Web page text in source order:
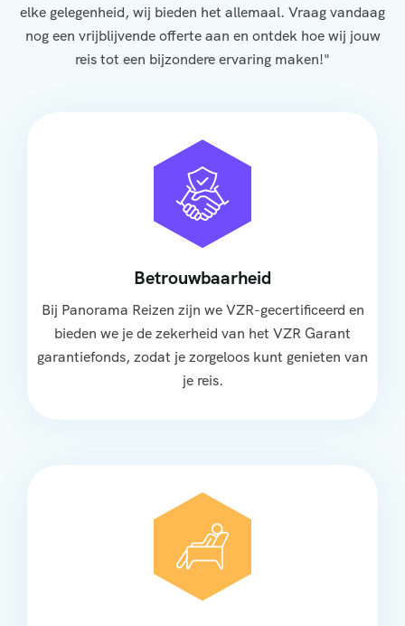
elke gelegenheid, wij bieden het allemaal. Vraag vandaag
nog een vrijblijvende offerte aan en ontdek hoe wij jouw
reis tot een bijzondere ervaring maken!"
Betrouwbaarheid
Bij Panorama Reizen zijn we VZR-gecertificeerd en
bieden we je de zekerheid van het VZR Garant
garantiefonds, zodat je zorgeloos kunt genieten van
je reis.